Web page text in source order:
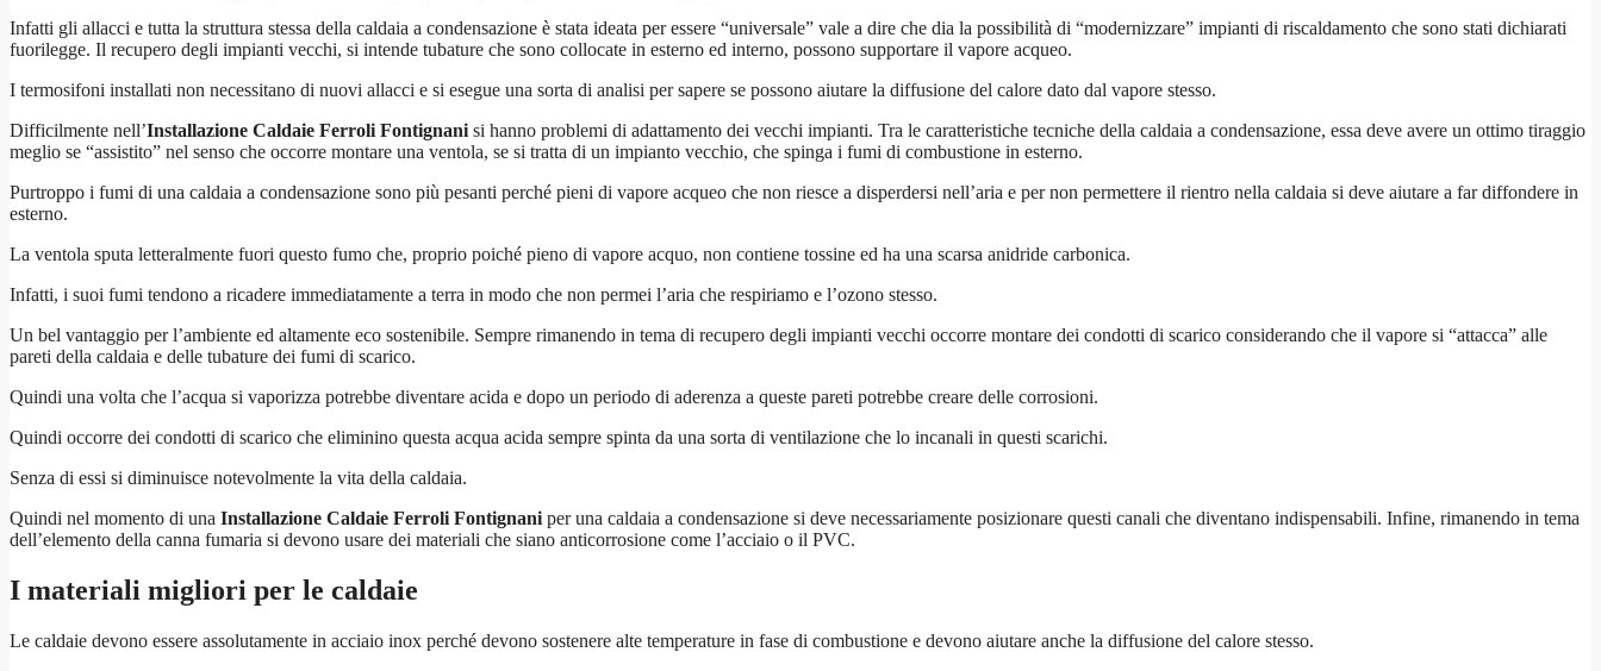
Infatti gli allacci e tutta la struttura stessa della caldaia a condensazione è stata ideata per essere “universale” vale a dire che dia la possibilità di “modernizzare” impianti di riscaldamento che sono stati dichiarati
fuorilegge. Il recupero degli impianti vecchi, si intende tubature che sono collocate in esterno ed interno, possono supportare il vapore acqueo.
I termosifoni installati non necessitano di nuovi allacci e si esegue una sorta di analisi per sapere se possono aiutare la diffusione del calore dato dal vapore stesso.
Difficilmente nell’Installazione Caldaie Ferroli Fontignani si hanno problemi di adattamento dei vecchi impianti. Tra le caratteristiche tecniche della caldaia a condensazione, essa deve avere un ottimo tiraggio
meglio se “assistito” nel senso che occorre montare una ventola, se si tratta di un impianto vecchio, che spinga i fumi di combustione in esterno.
Purtroppo i fumi di una caldaia a condensazione sono più pesanti perché pieni di vapore acqueo che non riesce a disperdersi nell’aria e per non permettere il rientro nella caldaia si deve aiutare a far diffondere in
esterno.
La ventola sputa letteralmente fuori questo fumo che, proprio poiché pieno di vapore acquo, non contiene tossine ed ha una scarsa anidride carbonica.
Infatti, i suoi fumi tendono a ricadere immediatamente a terra in modo che non permei l’aria che respiriamo e l’ozono stesso.
Un bel vantaggio per l’ambiente ed altamente eco sostenibile. Sempre rimanendo in tema di recupero degli impianti vecchi occorre montare dei condotti di scarico considerando che il vapore si “attacca” alle
pareti della caldaia e delle tubature dei fumi di scarico.
Quindi una volta che l’acqua si vaporizza potrebbe diventare acida e dopo un periodo di aderenza a queste pareti potrebbe creare delle corrosioni.
Quindi occorre dei condotti di scarico che eliminino questa acqua acida sempre spinta da una sorta di ventilazione che lo incanali in questi scarichi.
Senza di essi si diminuisce notevolmente la vita della caldaia.
Quindi nel momento di una Installazione Caldaie Ferroli Fontignani per una caldaia a condensazione si deve necessariamente posizionare questi canali che diventano indispensabili. Infine, rimanendo in tema
dell’elemento della canna fumaria si devono usare dei materiali che siano anticorrosione come l’acciaio o il PVC.
I materiali migliori per le caldaie
Le caldaie devono essere assolutamente in acciaio inox perché devono sostenere alte temperature in fase di combustione e devono aiutare anche la diffusione del calore stesso.